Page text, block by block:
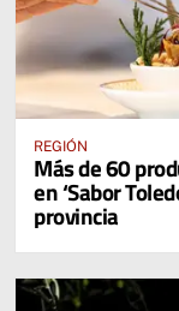
REGIÓN
Más de 60
en ‘Sabor
provincia